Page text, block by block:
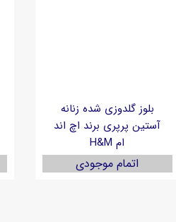
بلوز گلدوزی شده زنانه
آستین پرپری برند اچ اند
ام H&M
اتمام موجودی